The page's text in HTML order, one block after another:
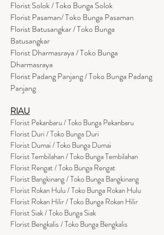
Florist Solok / Toko Bunga Solok
Florist Pasaman/ Toko Bunga Pasaman
Florist Batusangkar / Toko Bunga
Batusangkar
Florist Dharmasraya / Toko Bunga
Dharmasraya
Florist Padang Panjang / Toko Bunga Padang
Panjang
RIAU
Florist Pekanbaru / Toko Bunga Pekanbaru
Florist Duri / Toko Bunga Duri
Florist Dumai / Toko Bunga Dumai
Florist Tembilahan / Toko Bunga Tembilahan
Florist Rengat / Toko Bunga Rengat
Florist Bangkinang / Toko Bunga Bangkinang
Florist Rokan Hulu / Toko Bunga Rokan Hulu
Florist Rokan Hilir / Toko Bunga Rokan Hilir
Florist Siak / Toko Bunga Siak
Florist Bengkalis / Toko Bunga Bengkalis